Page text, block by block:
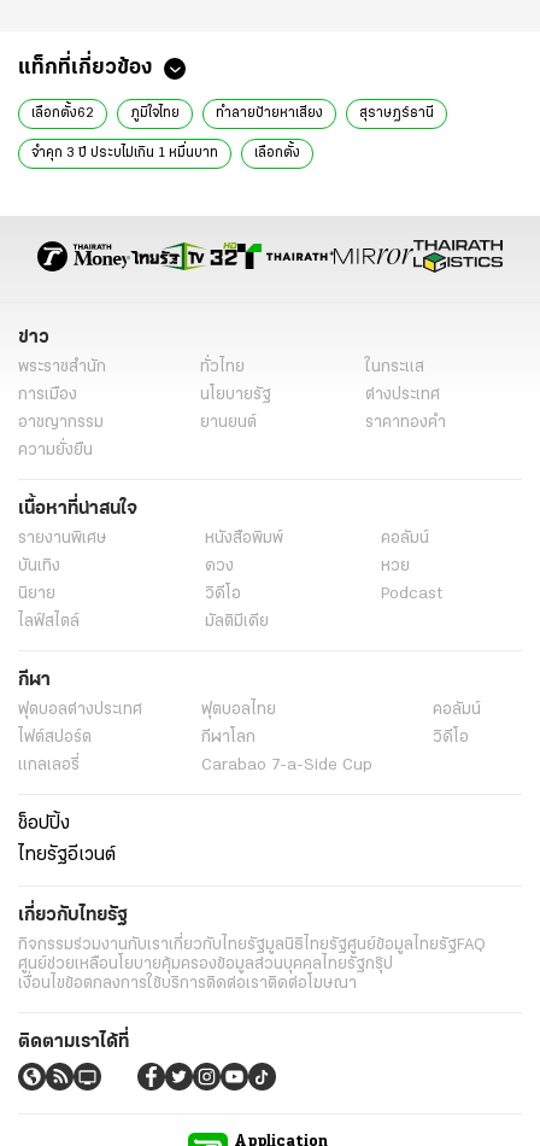
แท็กที่เกี่ยวข้อง
เลือกตั้ง62 ภูมิใจไทย ทำลายป้ายหาเสียง สุราษฎร์ธานี
จำคุก 3 ปี ประบไม่เกิน 1 หมื่นบาท เลือกตั้ง
ข่าว
พระราชสำนัก ทั่วไทย
ในกระแส
การเมือง
นโยบายรัฐ
ต่างประเทศ
อาชญากรรม
ยานยนต์
ราคาทองคำ
ความยั่งยืน
เนื้อหาที่น่าสนใจ
รายงานพิเศษ หนังสือพิมพ์
คอลัมน์
บันเทิง
ดวง
หวย
นิยาย
วิดีโอ
Podcast
ไลฟ์สไตล์
มัลติมีเดีย
กีฬา
ฟุตบอลต่่างประเทศ ฟุตบอลไทย
คอลัมน์
ไฟต์สปอร์ต
กีฬาโลก
วิดีโอ
แกลเลอรี่
Carabao 7-a-Side Cup
ช็อปปิ้ง
ไทยรัฐอีเวนต์
เกี่ยวกับไทยรัฐ
กิจกรรมร่วมงานกับเราเกี่ยวกับไทยรัฐมูลนิธิไทยรัฐศูนย์ข้อมูลไทยรัฐ FAQ
ศูนย์ช่วยเหลือนโยบายคุ้มครองข้อมูลส่วนบุคคลไทยรัฐกรุ๊ป
เงื่อนไขข้อตกลงการใช้บริการติดต่อเราติดต่อโฆษณา
ติดตามเราได้ที่
Application